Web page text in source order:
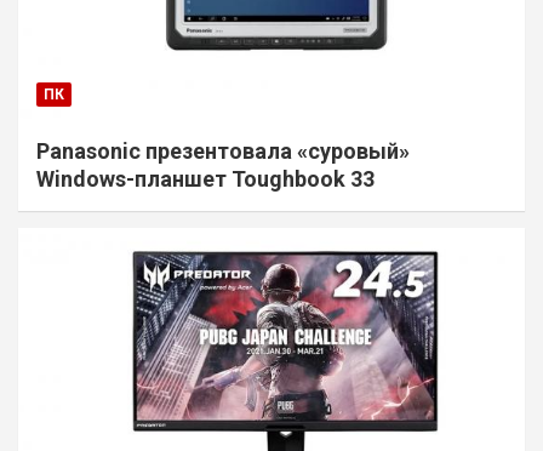
ПК
Panasonic презентовала «суровый»
Windows-планшет Toughbook 33